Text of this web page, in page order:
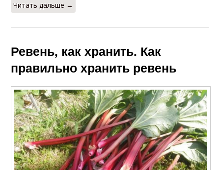
Читать дальше →
Ревень, как хранить. Как
правильно хранить ревень